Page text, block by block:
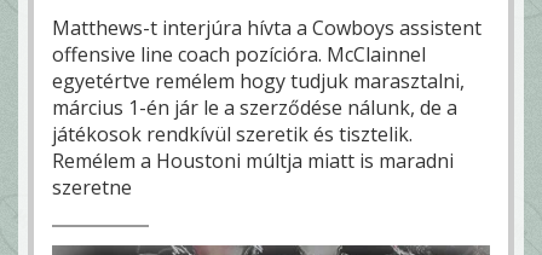
Matthews-t interjúra hívta a Cowboys assistent
offensive line coach pozícióra. McClainnel
egyetértve remélem hogy tudjuk marasztalni,
március 1-én jár le a szerződése nálunk, de a
játékosok rendkívül szeretik és tisztelik.
Remélem a Houstoni múltja miatt is maradni
szeretne